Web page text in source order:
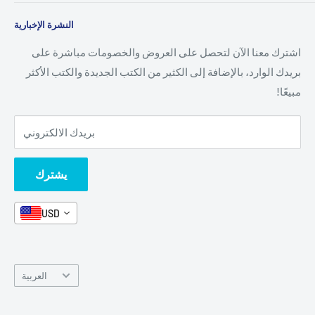
جميع المنتجات
الأدوات المكتبية
الشكل والموضوع
مجموعات الصناديق
حزم الكتب!
اتصل بنا
اتصل بنا
التعليمات
أخبار
الأحكام والشروط
سياسة الاسترجاع
يبحث
وظائف
اتصل بنا
النشرة الإخبارية
اشترك معنا الآن لتحصل على العروض والخصومات مباشرة على
بريدك الوارد، بالإضافة إلى الكثير من الكتب الجديدة والكتب الأكثر
مبيعًا!
بريدك الالكتروني
يشترك
USD
لغةالعربية